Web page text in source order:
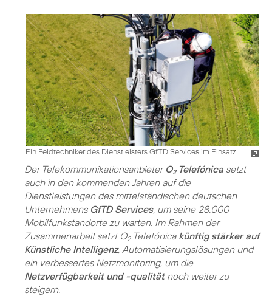
Ein Feldtechniker des Dienstleisters GfTD Services im Einsatz
Der TelekommunikationsanbieterO2Telefónica setzt
auch in den kommenden Jahren auf die
Dienstleistungen des mittelständischen deutschen
Unternehmens GfTD Services, um seine 28.000
Mobilfunkstandorte zu warten. Im Rahmen der
Zusammenarbeit setzt O2Telefónica künftig stärker auf
Künstliche Intelligenz, Automatisierungslösungen und
ein verbessertes Netzmonitoring, um die
Netzverfügbarkeit und -qualitätnoch weiter zu
steigern.